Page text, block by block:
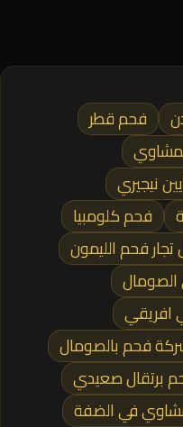
فحم قطر
نيجيري
فحم كلومبيا
فحم الليمون
افريقي
فحم بالصومال
برتقال صعيدي
في الضفة